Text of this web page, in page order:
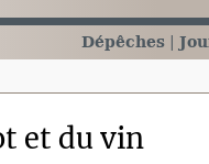
Dépêches
et du vin